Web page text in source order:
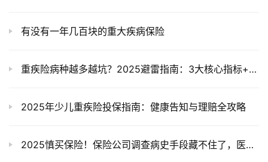
有没有一年几百块的重大疾病保险
重疾险病种越多越坑？2025避雷指南：3大核心指标+产品清单
2025年少儿重疾险投保指南：健康告知与理赔全攻略
2025慎买保险！保险公司调查病史手段藏不住了，医保购药、体检报告全监控